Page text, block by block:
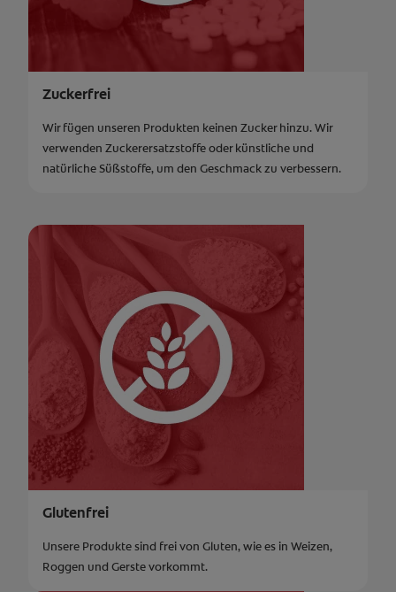
Zuckerfrei
Wir fügen unseren Produkten keinen Zucker hinzu. Wir
verwenden Zuckerersatzstoffe oder künstliche und
natürliche Süßstoffe, um den Geschmack zu verbessern.
Glutenfrei
Unsere Produkte sind frei von Gluten, wie es in Weizen,
Roggen und Gerste vorkommt.